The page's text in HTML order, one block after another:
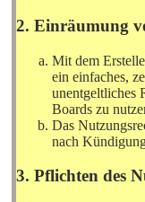
2. Einräumung
Mit dem
ein einfaches,
unentgeltliches
Boards zu
Das
nach
3. Pflichten des